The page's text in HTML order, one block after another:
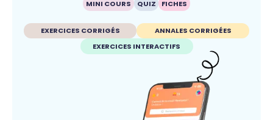
MINI COURS QUIZ FICHES
EXERCICES CORRIGÉS
ANNALES CORRIGÉES
EXERCICES INTERACTIFS